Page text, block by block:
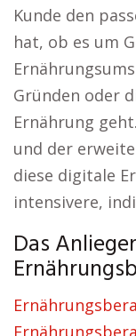
Kunde den
hat, ob es um
Gründen oder
Ernährung
und der
diese digitale
intensivere,
Das